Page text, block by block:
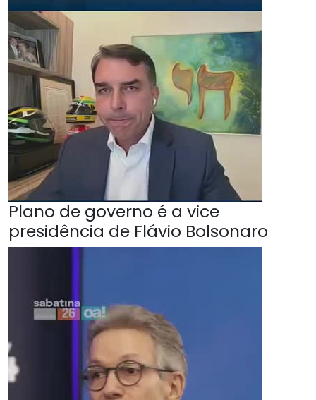
Plano de governo é a vice
presidência de Flávio Bolsonaro